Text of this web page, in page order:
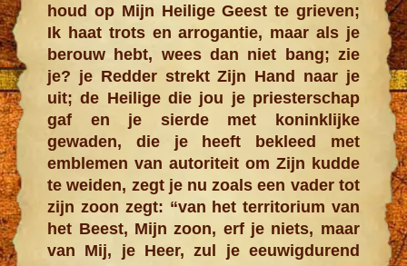
houd op Mijn Heilige Geest te grieven;
Ik haat trots en arrogantie, maar als je
berouw hebt, wees dan niet bang; zie
je? je Redder strekt Zijn Hand naar je
uit; de Heilige die jou je priesterschap
gaf en je sierde met koninklijke
gewaden, die je heeft bekleed met
emblemen van autoriteit om Zijn kudde
te weiden, zegt je nu zoals een vader tot
zijn zoon zegt: “van het territorium van
het Beest, Mijn zoon, erf je niets, maar
van Mij, je Heer, zul je eeuwigdurend